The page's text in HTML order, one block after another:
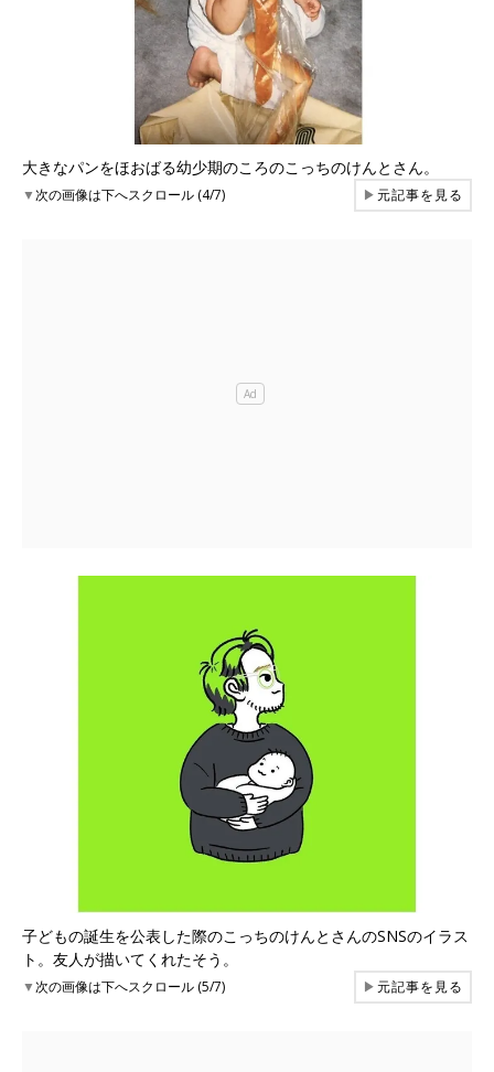
大きなパンをほおばる幼少期のころのこっちのけんとさん。
▼次の画像は下へスクロール (4/7) ▶元記事を見る
子どもの誕生を公表した際のこっちのけんとさんのSNSのイラス
ト。友人が描いてくれたそう。
▼次の画像は下へスクロール (5/7) ▶元記事を見る